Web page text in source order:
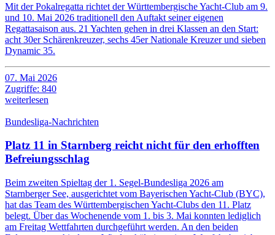
Mit der Pokalregatta richtet der Württembergische Yacht-Club am 9.
und 10. Mai 2026 traditionell den Auftakt seiner eigenen
Regattasaison aus. 21 Yachten gehen in drei Klassen an den Start:
acht 30er Schärenkreuzer, sechs 45er Nationale Kreuzer und sieben
Dynamic 35.
07. Mai 2026
Zugriffe: 840
weiterlesen
Bundesliga-Nachrichten
Platz 11 in Starnberg reicht nicht für den erhofften
Befreiungsschlag
Beim zweiten Spieltag der 1. Segel-Bundesliga 2026 am
Starnberger See, ausgerichtet vom Bayerischen Yacht-Club (BYC),
hat das Team des Württembergischen Yacht-Clubs den 11. Platz
belegt. Über das Wochenende vom 1. bis 3. Mai konnten lediglich
am Freitag Wettfahrten durchgeführt werden. An den beiden